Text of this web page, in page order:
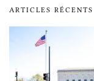
ARTICLES RÉCENTS